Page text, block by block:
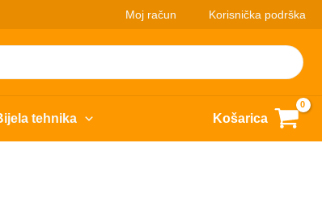
Moj račun Korisnička podrška
tehnika Košarica